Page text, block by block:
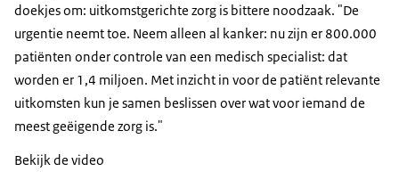
doekjes om: uitkomstgerichte zorg is bittere noodzaak. "De
urgentie neemt toe. Neem alleen al kanker: nu zijn er 800.000
patiënten onder controle van een medisch specialist: dat
worden er 1,4 miljoen. Met inzicht in voor de patiënt relevante
uitkomsten kun je samen beslissen over wat voor iemand de
meest geëigende zorg is."
Bekijk de video